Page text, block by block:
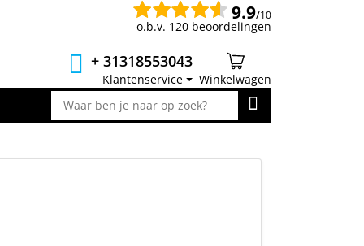
9.9/10
o.b.v. 120 beoordelingen
+ 31318553043
Klantenservice
Winkelwagen